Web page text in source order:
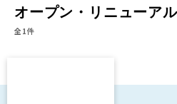
オープン・リニューアル
全1件